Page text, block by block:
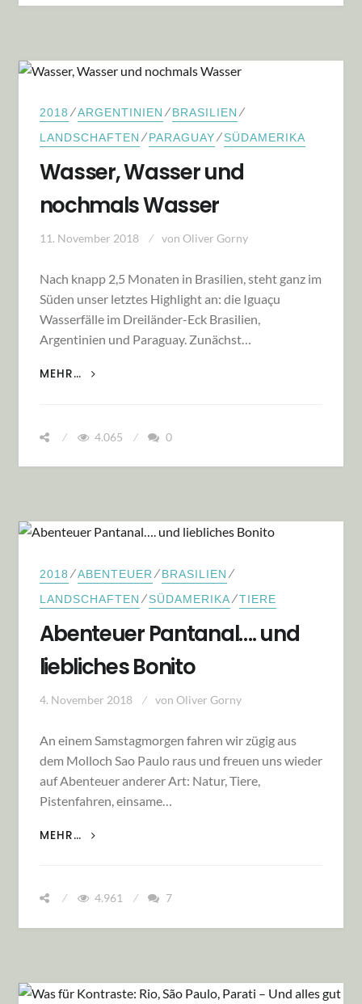
2018 ⁄ARGENTINIEN ⁄BRASILIEN ⁄
LANDSCHAFTEN ⁄PARAGUAY⁄SÜDAMERIKA
Wasser, Wasser und
nochmals Wasser
11. November 2018 von Oliver Gorny
Nach knapp 2,5 Monaten in Brasilien, steht ganz im
Süden unser letztes Highlight an: die Iguaçu
Wasserfälle im Dreiländer-Eck Brasilien,
Argentinien und Paraguay. Zunächst…
MEHR… WASSER, WASSER UND NOCHMALS WASSER
4.065 0
2018 ⁄ABENTEUER ⁄BRASILIEN ⁄
LANDSCHAFTEN ⁄SÜDAMERIKA ⁄TIERE
Abenteuer Pantanal…. und
liebliches Bonito
4. November 2018 von Oliver Gorny
An einem Samstagmorgen fahren wir zügig aus
dem Molloch Sao Paulo raus und freuen uns wieder
auf Abenteuer anderer Art: Natur, Tiere,
Pistenfahren, einsame…
MEHR…
ABENTEUER PANTANAL…. UND LIEBLICHES
4.961 7